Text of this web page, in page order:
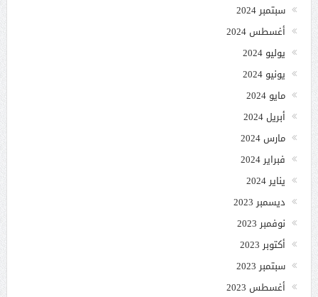
سبتمبر 2024
أغسطس 2024
يوليو 2024
يونيو 2024
مايو 2024
أبريل 2024
مارس 2024
فبراير 2024
يناير 2024
ديسمبر 2023
نوفمبر 2023
أكتوبر 2023
سبتمبر 2023
أغسطس 2023